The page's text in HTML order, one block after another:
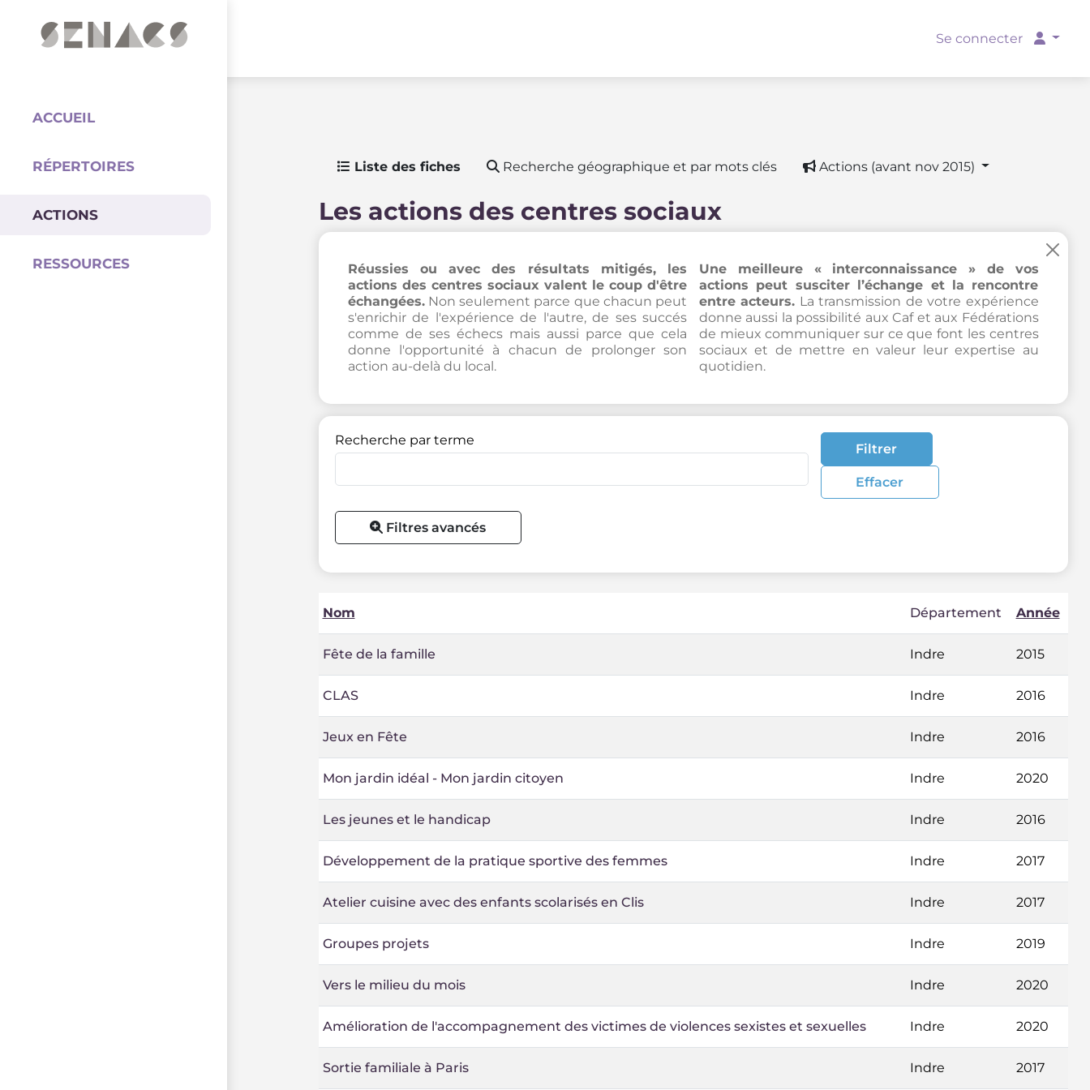
Se connecter
ACCUEIL
RÉPERTOIRES
ACTIONS
RESSOURCES
Coordination
Liste des fiches Recherche géographique et par mots clés Actions (avant nov 2015)
Les actions des centres sociaux
Réussies ou avec des résultats mitigés, les
actions des centres sociaux valent le coup d'être
échangées.Non seulement parce que chacun peut
s'enrichir de l'expérience de l'autre, de ses succés
comme de ses échecs mais aussi parce que cela
donne l'opportunité à chacun de prolonger son
action au-delà du local.
×
Une meilleure « interconnaissance » de vos
actions peut susciter l’échange et la rencontre
entre acteurs. La transmission de votre expérience
donne aussi la possibilité aux Caf et aux Fédérations
de mieux communiquer sur ce que font les centres
sociaux et de mettre en valeur leur expertise au
quotidien.
Recherche par terme
Filtrer
Effacer
Filtres avancés
Nom Département Année
Fête de la famille Indre 2015
CLAS Indre 2016
Jeux en Fête Indre 2016
Mon jardin idéal - Mon jardin citoyen Indre 2020
Les jeunes et le handicap Indre 2016
Développement de la pratique sportive des femmes Indre 2017
Atelier cuisine avec des enfants scolarisés en Clis Indre 2017
Groupes projets Indre 2019
Vers le milieu du mois Indre 2020
Amélioration de l'accompagnement des victimes de violences sexistes et sexuelles Indre 2020
Sortie familiale à Paris Indre 2017